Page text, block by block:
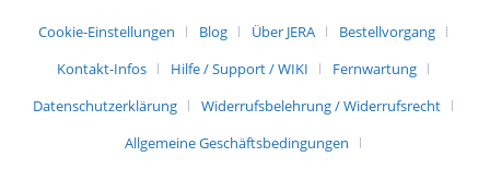
Cookie-Einstellungen Blog Über JERA
Bestellvorgang
Kontakt-Infos
Hilfe / Support / WIKI
Fernwartung
Datenschutzerklärung
Widerrufsbelehrung / Widerrufsrecht
Allgemeine Geschäftsbedingungen